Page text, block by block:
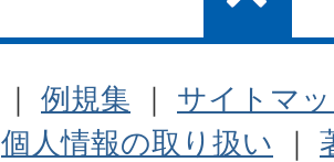
｜ 例規集 ｜ サイトマ
個人情報の取り扱い ｜